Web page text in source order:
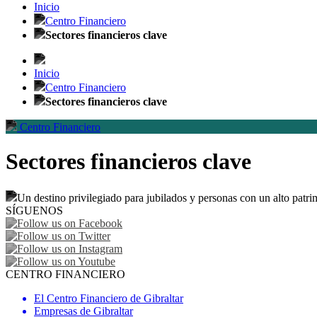
Inicio
Centro Financiero
Sectores financieros clave
Inicio
Centro Financiero
Sectores financieros clave
Centro Financiero
Sectores financieros clave
Un destino privilegiado para jubilados y personas con un alto
SÍGUENOS
CENTRO FINANCIERO
El Centro Financiero de Gibraltar
Empresas de Gibraltar